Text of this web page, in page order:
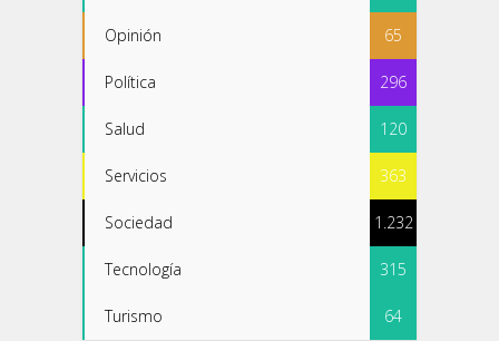
Opinión 65
Política 296
Salud 120
Servicios 363
Sociedad 1.232
Tecnología 315
Turismo 64